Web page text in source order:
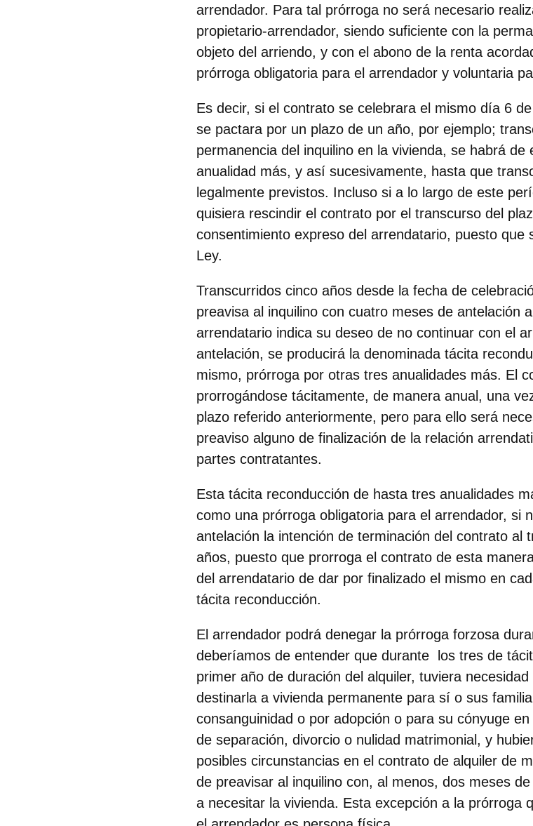
arrendador. Para tal prórroga no será necesario
propietario-arrendador, siendo suficiente con la
objeto del arriendo, y con el abono de la renta
prórroga obligatoria para el arrendador y voluntaria
Es decir, si el contrato se celebrara el mismo día 6
se pactara por un plazo de un año, por ejemplo;
permanencia del inquilino en la vivienda, se habrá
anualidad más, y así sucesivamente, hasta que
legalmente previstos. Incluso si a lo largo de este
quisiera rescindir el contrato por el transcurso del
consentimiento expreso del arrendatario, puesto que
Ley.
Transcurridos cinco años desde la fecha de
preavisa al inquilino con cuatro meses de antelación
arrendatario indica su deseo de no continuar con el
antelación, se producirá la denominada tácita
mismo, prórroga por otras tres anualidades más. El
prorrogándose tácitamente, de manera anual, una
plazo referido anteriormente, pero para ello será
preaviso alguno de finalización de la relación
partes contratantes.
Esta tácita reconducción de hasta tres anualidades
como una prórroga obligatoria para el arrendador, si
antelación la intención de terminación del contrato al
años, puesto que prorroga el contrato de esta
del arrendatario de dar por finalizado el mismo en
tácita reconducción.
El arrendador podrá denegar la prórroga forzosa
deberíamos de entender que durante los tres de
primer año de duración del alquiler, tuviera
destinarla a vivienda permanente para sí o sus
consanguinidad o por adopción o para su cónyuge
de separación, divorcio o nulidad matrimonial, y
posibles circunstancias en el contrato de alquiler de
de preavisar al inquilino con, al menos, dos meses
a necesitar la vivienda. Esta excepción a la prórroga